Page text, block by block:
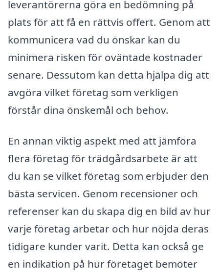
leverantörerna göra en bedömning på
plats för att få en rättvis offert. Genom att
kommunicera vad du önskar kan du
minimera risken för oväntade kostnader
senare. Dessutom kan detta hjälpa dig att
avgöra vilket företag som verkligen
förstår dina önskemål och behov.
En annan viktig aspekt med att jämföra
flera företag för trädgårdsarbete är att
du kan se vilket företag som erbjuder den
bästa servicen. Genom recensioner och
referenser kan du skapa dig en bild av hur
varje företag arbetar och hur nöjda deras
tidigare kunder varit. Detta kan också ge
en indikation på hur företaget bemöter